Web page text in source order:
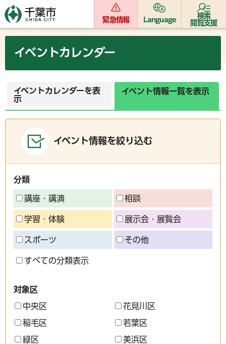
緊急情報 Language
検索
閲覧支援
イベントカレンダー
イベントカレンダーを表
示
イベント情報一覧を表示
イベント情報を絞り込む
分類
講座・講演 相談
学習・体験 展示会・展覧会
スポーツ その他
すべての分類表示
対象区
中央区 花見川区
稲毛区 若葉区
緑区 美浜区